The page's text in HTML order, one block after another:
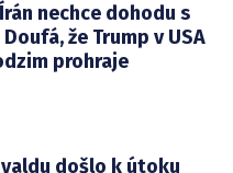
nechce dohodu s
Doufá, že Trump v USA
prohraje
došlo k útoku